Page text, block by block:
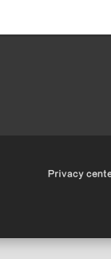
Privacy